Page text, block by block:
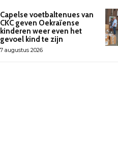
Capelse voetbaltenues van
CKC geven Oekraïense
kinderen weer even het
gevoel kind te zijn
7 augustus 2026